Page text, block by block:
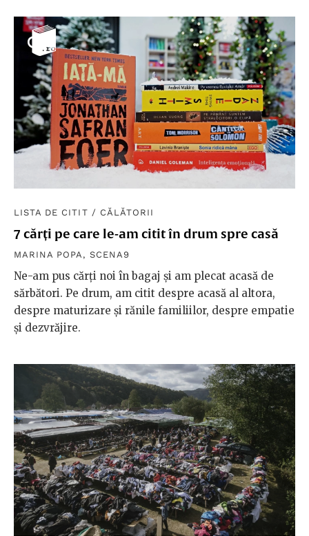
LISTA DE CITIT / CĂLĂTORII
7 cărți pe care le-am citit în drum spre casă
MARINA POPA , SCENA9
Ne-am pus cărți noi în bagaj și am plecat acasă de
sărbători. Pe drum, am citit despre acasă al altora,
despre maturizare și rănile familiilor, despre empatie
și dezvrăjire.